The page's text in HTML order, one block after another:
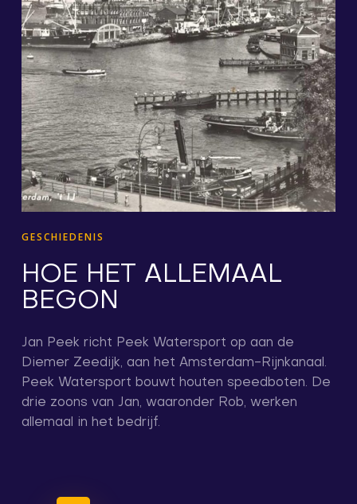
GESCHIEDENIS
HOE HET ALLEMAAL
BEGON
Jan Peek richt Peek Watersport op aan de
Diemer Zeedijk, aan het Amsterdam-Rijnkanaal.
Peek Watersport bouwt houten speedboten. De
drie zoons van Jan, waaronder Rob, werken
allemaal in het bedrijf.